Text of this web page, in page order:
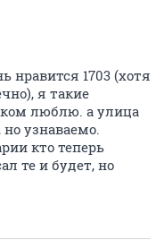
нравится 1703 (хотя
я такие
люблю. а улица
но узнаваемо.
кто теперь
те и будет, но